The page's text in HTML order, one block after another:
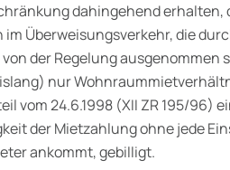
dahingehend erhalten,
Überweisungsverkehr, die
der Regelung ausgenommen
nur
vom 24.6.1998 (XII ZR 195/96)
der Mietzahlung ohne jede
ankommt, gebilligt.